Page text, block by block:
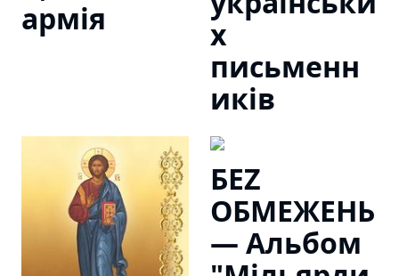
армія
х
письменн
иків
БЕZ
ОБМЕЖЕНЬ
— Альбом